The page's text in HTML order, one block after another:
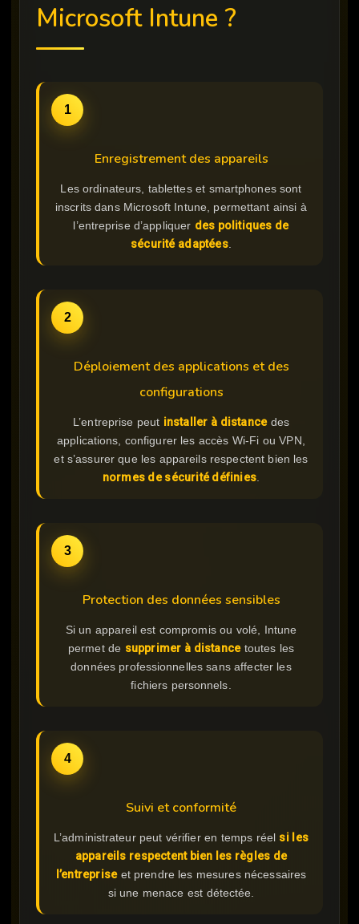
Microsoft Intune ?
1
Enregistrement des appareils
Les ordinateurs, tablettes et smartphones sont
inscrits dans Microsoft Intune, permettant ainsi à
l’entreprise d’appliquer des politiques de
sécurité adaptées.
2
Déploiement des applications et des
configurations
L’entreprise peut installer à distancedes
applications, configurer les accès Wi-Fi ou VPN,
et s’assurer que les appareils respectent bien les
normes de sécurité définies
3
Protection des données sensibles
Si un appareil est compromis ou volé, Intune
permet de supprimer à distancetoutes les
données professionnelles sans affecter les
fichiers personnels.
4
Suivi et conformité
L’administrateur peut vérifier en temps réel si les
appareils respectent bien les règles de
l’entrepriseet prendre les mesures nécessaires
si une menace est détectée.